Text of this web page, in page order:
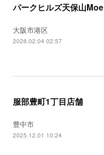
パークヒルズ天保山Moe
大阪市港区
2026.02.04 02:57
服部豊町1丁目店舗
豊中市
2025.12.01 10:24